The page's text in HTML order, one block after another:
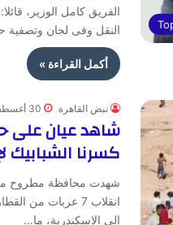
الفريق كامل الوزير،
النقل وفى لجان وتصفية
أكمل القراءة »
نبض القاهرة 30 أغسطس، 2025
شاهد عيان على
كسرنا الشبابيك
شهدت محافظة مطروح
انقلاب 7 عربات
إلى الإسكندرية، ما…